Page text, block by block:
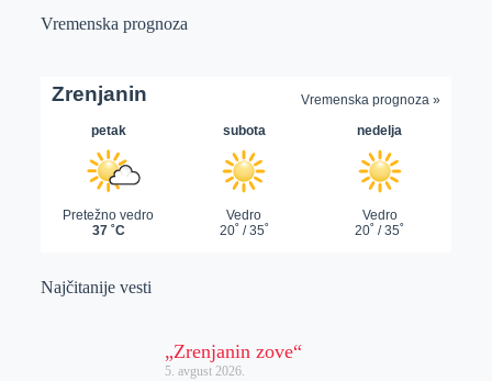
Vremenska prognoza
Najčitanije vesti
„Zrenjanin zove“
5. avgust 2026.